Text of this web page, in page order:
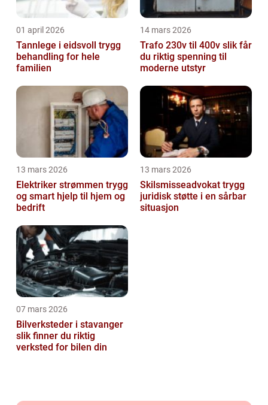
01 april 2026
Tannlege i eidsvoll trygg
behandling for hele
familien
14 mars 2026
Trafo 230v til 400v slik får
du riktig spenning til
moderne utstyr
13 mars 2026
Elektriker strømmen trygg
og smart hjelp til hjem og
bedrift
13 mars 2026
Skilsmisseadvokat trygg
juridisk støtte i en sårbar
situasjon
07 mars 2026
Bilverksteder i stavanger
slik finner du riktig
verksted for bilen din